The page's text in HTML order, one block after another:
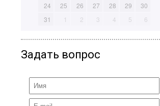
24
25 26 27 28 29
30
31
1 2 3 4 5 6
Задать вопрос